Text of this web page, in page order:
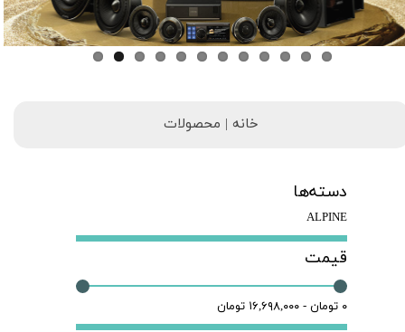
خانه | محصولات
دسته‌ها
ALPINE
قیمت
۰ تومان - ۱۶,۶۹۸,۰۰۰ تومان